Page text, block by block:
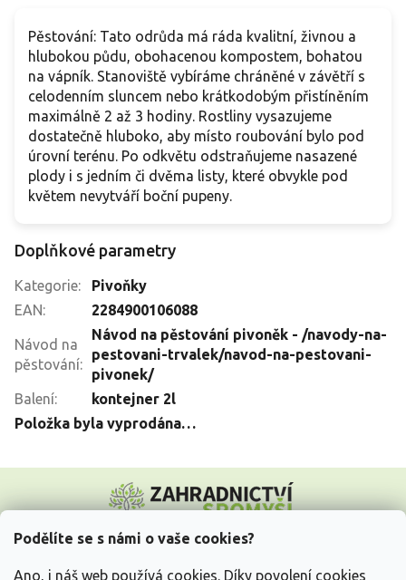
Podělíte se s námi o vaše cookies?
Ano, i náš web používá cookies. Díky povolení cookies
Pěstování: Tato odrůda má ráda kvalitní, živnou a
hlubokou půdu, obohacenou kompostem, bohatou
na vápník. Stanoviště vybíráme chráněné v závětří s
celodenním sluncem nebo krátkodobým přistíněním
maximálně 2 až 3 hodiny. Rostliny vysazujeme
dostatečně hluboko, aby místo roubování bylo pod
úrovní terénu. Po odkvětu odstraňujeme nasazené
plody i s jedním či dvěma listy, které obvykle pod
květem nevytváří boční pupeny.
Doplňkové parametry
Kategorie:
Pivoňky
EAN: 2284900106088
Návod na
pěstování:
Návod na pěstování pivoněk - /navody-na-
pestovani-trvalek/navod-na-pestovani-
pivonek/
Balení:
kontejner 2l
Položka byla vyprodána…
p
Vše o nákupu